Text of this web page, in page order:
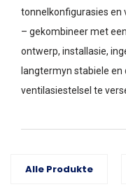
tonnelkonfigurasies en
– gekombineer met
ontwerp, installasie,
langtermyn stabiele
ventilasiestelsel te
Alle Produkte